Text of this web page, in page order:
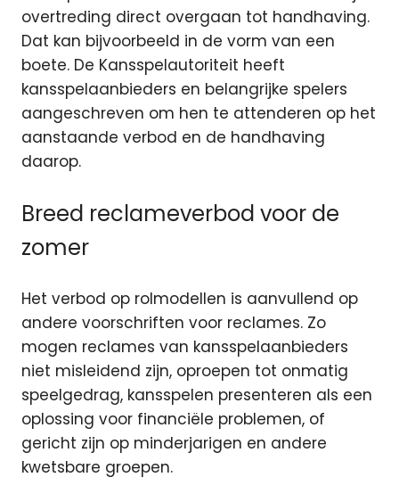
overtreding direct overgaan tot handhaving.
Dat kan bijvoorbeeld in de vorm van een
boete. De Kansspelautoriteit heeft
kansspelaanbieders en belangrijke spelers
aangeschreven om hen te attenderen op het
aanstaande verbod en de handhaving
daarop.
Breed reclameverbod voor de
zomer
Het verbod op rolmodellen is aanvullend op
andere voorschriften voor reclames. Zo
mogen reclames van kansspelaanbieders
niet misleidend zijn, oproepen tot onmatig
speelgedrag, kansspelen presenteren als een
oplossing voor financiële problemen, of
gericht zijn op minderjarigen en andere
kwetsbare groepen.